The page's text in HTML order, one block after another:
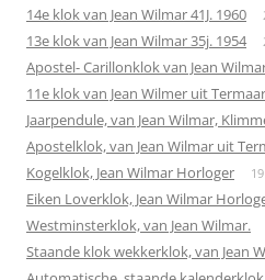
14e klok van Jean Wilmar 41J. 1960
13e klok van Jean Wilmar 35j. 1954
Apostel- Carillonklok van Jean
11e klok van Jean Wilmer uit
Jaarpendule, van Jean Wilmar,
Apostelklok, van Jean Wilmar uit
Kogelklok, Jean Wilmar Horloger
Eiken Loverklok, Jean Wilmar
Westminsterklok, van Jean Wilmar.
Staande klok wekkerklok, van Jean